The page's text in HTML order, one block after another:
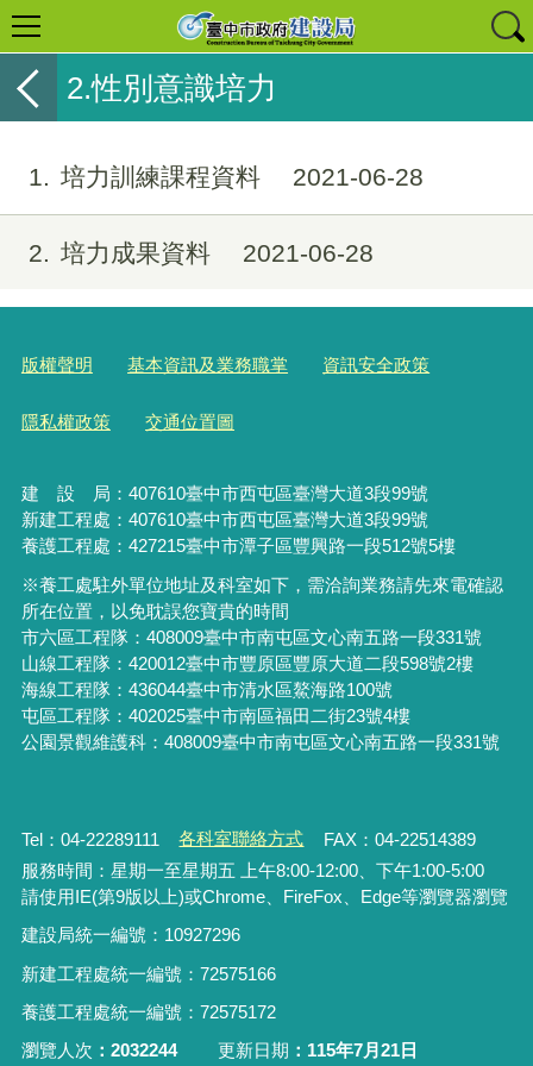
2.性別意識培力
1 培力訓練課程資料 2021-06-28
2 培力成果資料 2021-06-28
版權聲明 基本資訊及業務職掌 資訊安全政策
隱私權政策 交通位置圖
建 設 局： 407610臺中市西屯區臺灣大道3段99號
新建工程處：407610臺中市西屯區臺灣大道3段99號
養護工程處：427215臺中市潭子區豐興路一段512號5樓
※養工處駐外單位地址及科室如下，需洽詢業務請先來電確認
所在位置，以免耽誤您寶貴的時間
市六區工程隊：408009臺中市南屯區文心南五路一段331號
山線工程隊：420012臺中市豐原區豐原大道二段598號2樓
海線工程隊：436044臺中市清水區鰲海路100號
屯區工程隊：402025臺中市南區福田二街23號4樓
公園景觀維護科：408009臺中市南屯區文心南五路一段331號
Tel：04-22289111 各科室聯絡方式
FAX：04-22514389
服務時間：星期一至星期五 上午8:00-12:00、下午1:00-5:00
請使用IE(第9版以上)或Chrome、FireFox、Edge等瀏覽器瀏覽
建設局統一編號：10927296
新建工程處統一編號 ： 72575166
養護工程處統一編號 ： 72575172
瀏覽人次
2032244 更新日期 115年7月21日